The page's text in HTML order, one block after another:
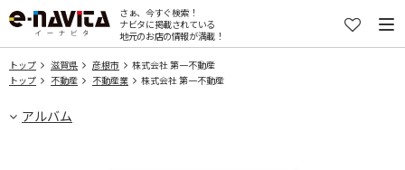
さぁ、今すぐ検索！
ナビタに掲載されている
地元のお店の情報が満載！
トップ 滋賀県 彦根市
株式会社 第一不動産
トップ
不動産 不動産業 株式会社 第一不動産
アルバム